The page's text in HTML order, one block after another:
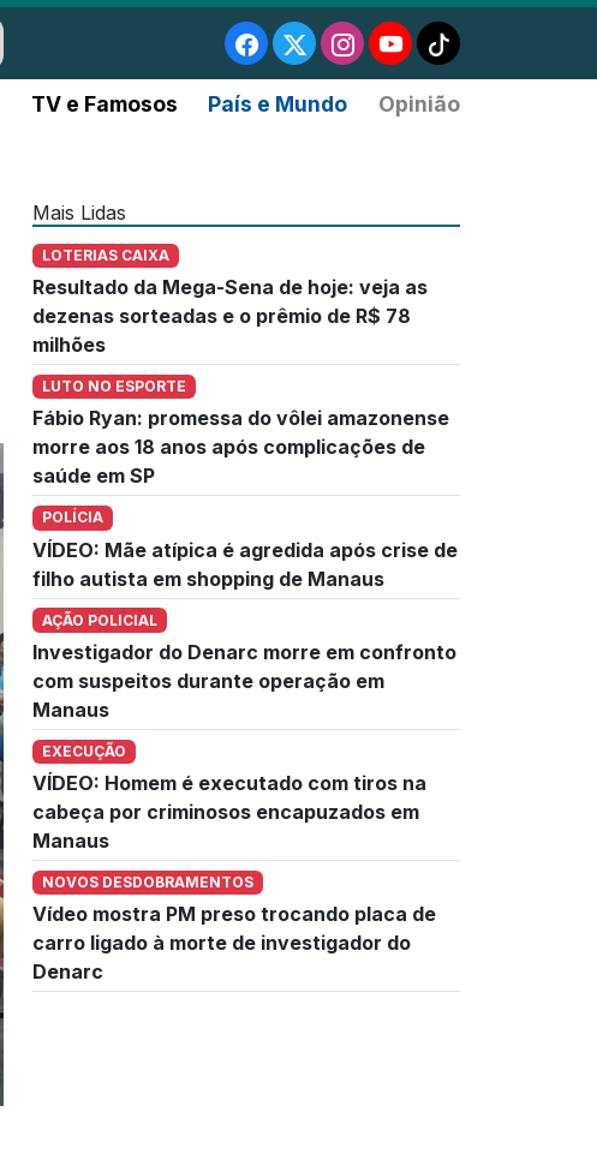
TV e Famosos País e Mundo Opinião
Mais Lidas
LOTERIAS CAIXA
Resultado da Mega-Sena de hoje: veja as
dezenas sorteadas e o prêmio de R$ 78
milhões
LUTO NO ESPORTE
Fábio Ryan: promessa do vôlei amazonense
morre aos 18 anos após complicações de
saúde em SP
POLÍCIA
VÍDEO: Mãe atípica é agredida após crise de
filho autista em shopping de Manaus
AÇÃO POLICIAL
Investigador do Denarc morre em confronto
com suspeitos durante operação em
Manaus
EXECUÇÃO
VÍDEO: Homem é executado com tiros na
cabeça por criminosos encapuzados em
Manaus
NOVOS DESDOBRAMENTOS
Vídeo mostra PM preso trocando placa de
carro ligado à morte de investigador do
Denarc